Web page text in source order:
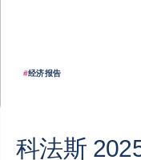
#经济报告
科法斯